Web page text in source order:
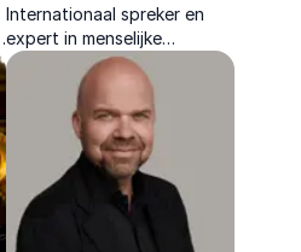
Internationaal spreker en
expert in menselijke
verbinding die inspireert met
praktijkervaring, interactieve
inzichten en duurzame
verandering binnen
organisaties.